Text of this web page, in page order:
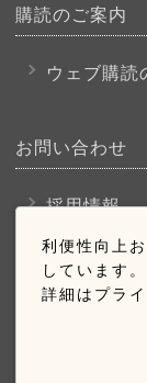
利便性向上
しています。
詳細はプラ
購読のご案内
ウェブ購読
お問い合わせ
採用情報
お問い合わ
広告掲載の